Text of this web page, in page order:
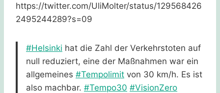
https://twitter.com/UliMolter/status/129568426
2495244289?s=09
#Helsinki hat die Zahl der Verkehrstoten auf
null reduziert, eine der Maßnahmen war ein
allgemeines #Tempolimit von 30 km/h. Es ist
also machbar. #Tempo30 #VisionZero